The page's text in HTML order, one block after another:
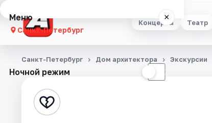
Концерты Театр
Меню ×
Санкт-Петербург
Концерты
Стендап
Ночной режим ☾
Санкт-Петербург Дом архитектора Экскурсии